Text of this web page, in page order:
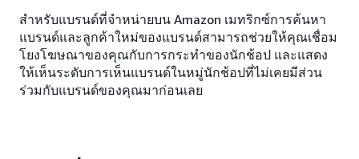
สำหรับแบรนด์ที่จำหน่ายบน Amazon เมทริกซ์การค้นหา
แบรนด์และลูกค้าใหม่ของแบรนด์สามารถช่วยให้คุณเชื่อม
โยงโฆษณาของคุณกับการกระทำของนักช้อป และแสดง
ให้เห็นระดับการเห็นแบรนด์ในหมู่นักช้อปที่ไม่เคยมีส่วน
ร่วมกับแบรนด์ของคุณมาก่อนเลย